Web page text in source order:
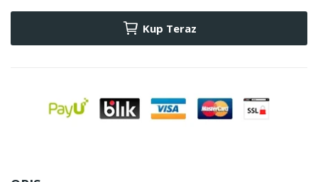
Kup Teraz